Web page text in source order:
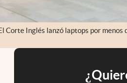
Corte Inglés lanzó laptops por menos